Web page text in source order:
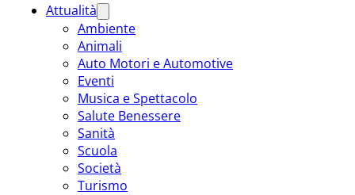
Attualità
Ambiente
Animali
Auto Motori e Automotive
Eventi
Musica e Spettacolo
Salute Benessere
Sanità
Scuola
Società
Turismo